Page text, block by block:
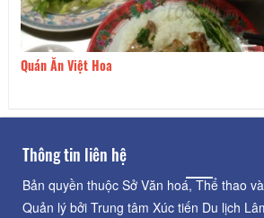
Quán Ăn Việt Hoa
Thông tin liên hệ
Bản quyền thuộc Sở Văn hoá, Thể thao
Quản lý bởi Trung tâm Xúc tiến Du lịch